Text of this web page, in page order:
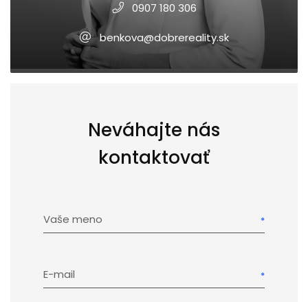
0907 180 306
benkova@dobrereality.sk
Neváhajte nás
kontaktovať
Vaše meno
E-mail